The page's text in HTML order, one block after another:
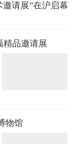
邀请展”在沪启幕
品邀请展
物馆